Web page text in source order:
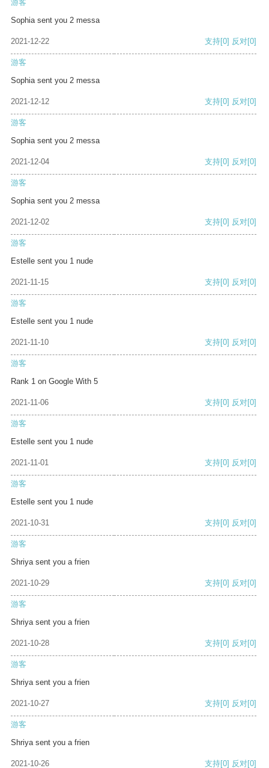
游客
Sophia sent you 2 messa
2021-12-22 支持[0] 反对[0]
游客
Sophia sent you 2 messa
2021-12-12 支持[0] 反对[0]
游客
Sophia sent you 2 messa
2021-12-04 支持[0] 反对[0]
游客
Sophia sent you 2 messa
2021-12-02 支持[0] 反对[0]
游客
Estelle sent you 1 nude
2021-11-15 支持[0] 反对[0]
游客
Estelle sent you 1 nude
2021-11-10 支持[0] 反对[0]
游客
Rank 1 on Google With 5
2021-11-06 支持[0] 反对[0]
游客
Estelle sent you 1 nude
2021-11-01 支持[0] 反对[0]
游客
Estelle sent you 1 nude
2021-10-31 支持[0] 反对[0]
游客
Shriya sent you a frien
2021-10-29 支持[0] 反对[0]
游客
Shriya sent you a frien
2021-10-28 支持[0] 反对[0]
游客
Shriya sent you a frien
2021-10-27 支持[0] 反对[0]
游客
Shriya sent you a frien
2021-10-26 支持[0] 反对[0]